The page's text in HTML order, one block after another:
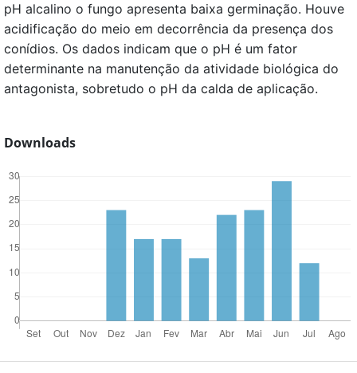
pH alcalino o fungo apresenta baixa germinação. Houve
acidificação do meio em decorrência da presença dos
conídios. Os dados indicam que o pH é um fator
determinante na manutenção da atividade biológica do
antagonista, sobretudo o pH da calda de aplicação.
Downloads